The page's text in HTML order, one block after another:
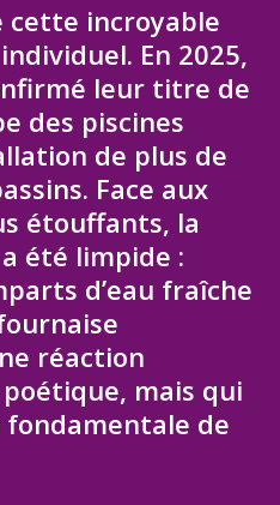
cette incroyable
En 2025,
leur titre de
des piscines
de plus de
Face aux
étouffants, la
été limpide :
d’eau fraîche
réaction
mais qui
de